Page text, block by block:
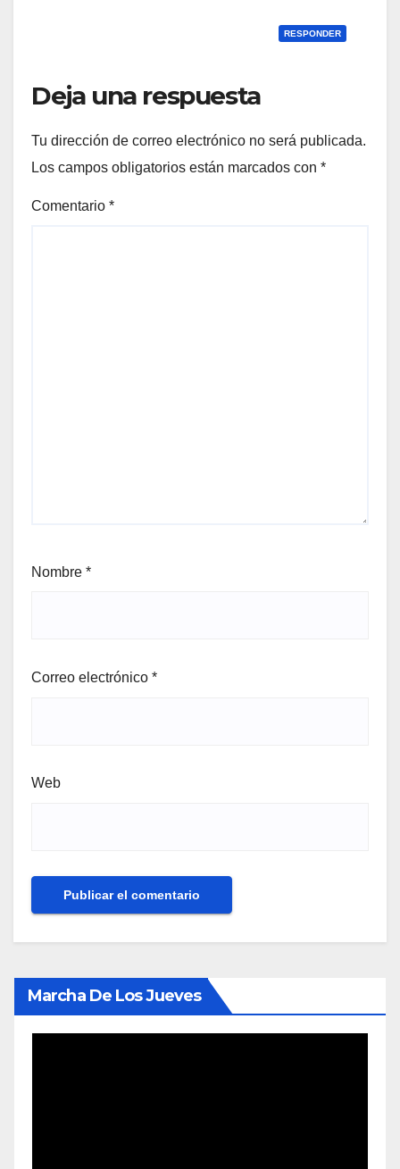
RESPONDER
Deja una respuesta
Tu dirección de correo electrónico no será publicada.
Los campos obligatorios están marcados con *
Comentario *
Nombre *
Correo electrónico *
Web
Marcha De Los Jueves